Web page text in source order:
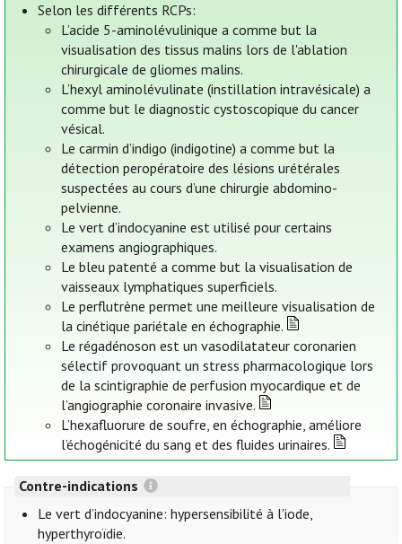
Selon les différents RCPs:
L’acide 5-aminolévulinique a comme but la
visualisation des tissus malins lors de l'ablation
chirurgicale de gliomes malins.
L’hexyl aminolévulinate (instillation intravésicale) a
comme but le diagnostic cystoscopique du cancer
vésical.
Le carmin d’indigo (indigotine) a comme but la
détection peropératoire des lésions urétérales
suspectées au cours d’une chirurgie abdomino-
pelvienne.
Le vert d’indocyanine est utilisé pour certains
examens angiographiques.
Le bleu patenté a comme but la visualisation de
vaisseaux lymphatiques superficiels.
Le perflutrène permet une meilleure visualisation de
la cinétique pariétale en échographie.
Le régadénoson est un vasodilatateur coronarien
sélectif provoquant un stress pharmacologique lors
de la scintigraphie de perfusion myocardique et de
l’angiographie coronaire invasive.
L’hexafluorure de soufre, en échographie, améliore
l’échogénicité du sang et des fluides urinaires.
Contre-indications
Le vert d’indocyanine: hypersensibilité à l'iode,
hyperthyroïdie.